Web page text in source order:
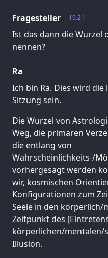
19.21
Fragesteller
Ist das dann die Wurzel
nennen?
Ra
Ich bin Ra. Dies wird
Sitzung sein.
Die Wurzel von
Weg, die primären
die entlang von
Wahrscheinlichkeits-/
vorhergesagt werden
wir, kosmischen
Konfigurationen zum
Seele in den körperlich/
Zeitpunkt des
körperlichen/mentalen/
Illusion.